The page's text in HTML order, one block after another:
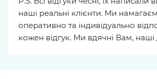
наші реальні клієнти. Ми
оперативно та індивідуально
кожен відгук. Ми вдячні Вам, наші